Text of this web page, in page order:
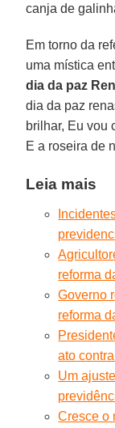
canja de
Em torno da
uma mística
dia da paz
dia da paz
brilhar, Eu vou
E a roseira de
Leia mais
reforma
Governo
reforma
ato
Um
Cresce o